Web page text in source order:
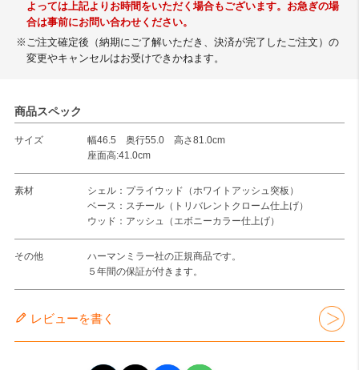
よっては上記よりお時間をいただく場合もございます。お急ぎの場
合は事前にお問い合わせください。
※ご注文確定後（納期にご了解いただき、決済が完了したご注文）の
変更やキャンセルはお受けできかねます。
商品スペック
サイズ
幅46.5 奥行55.0 高さ81.0cm
座面高:41.0cm
素材
シェル：プライウッド（ホワイトアッシュ突板）
ベース：スチール（トリバレントクローム仕上げ）
ウッド：アッシュ（エボニーカラー仕上げ）
その他
ハーマンミラー社の正規商品です。
５年間の保証が付きます。
レビューを書く